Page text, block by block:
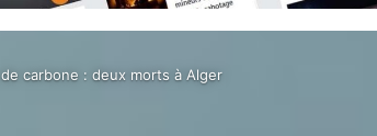
carbone : deux morts à Alger